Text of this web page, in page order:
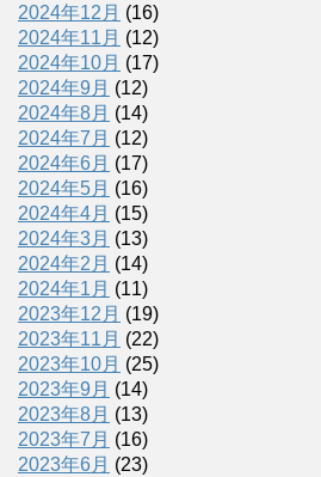
2024年12月 (16)
2024年11月 (12)
2024年10月 (17)
2024年9月 (12)
2024年8月 (14)
2024年7月 (12)
2024年6月 (17)
2024年5月 (16)
2024年4月 (15)
2024年3月 (13)
2024年2月 (14)
2024年1月 (11)
2023年12月 (19)
2023年11月 (22)
2023年10月 (25)
2023年9月 (14)
2023年8月 (13)
2023年7月 (16)
2023年6月 (23)